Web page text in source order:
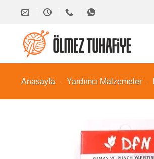
Anasayfa - Yardımcı Malzemeler -